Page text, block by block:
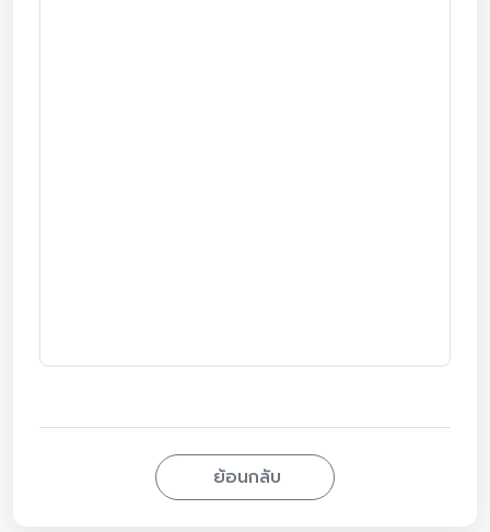
ย้อนกลับ